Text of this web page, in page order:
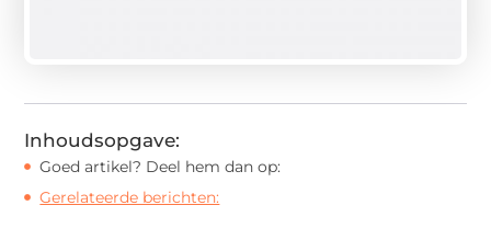
Inhoudsopgave:
Goed artikel? Deel hem dan op:
Gerelateerde berichten: